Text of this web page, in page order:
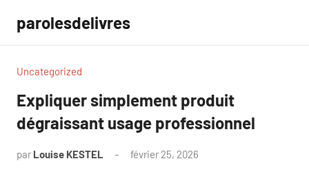
contenu
parolesdelivres
Uncategorized
Expliquer simplement produit
dégraissant usage professionnel
par Louise KESTEL février 25, 2026